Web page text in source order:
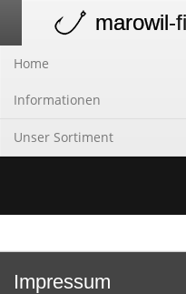
navigation
marowil-
Home
Informationen
Unser Sortiment
Impressum